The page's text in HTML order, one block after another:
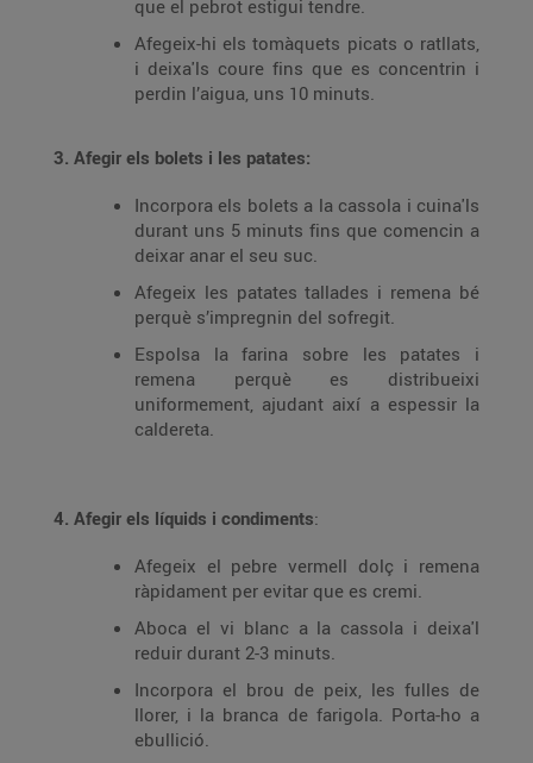
que el pebrot estigui tendre.
Afegeix-hi els tomàquets picats o ratllats,
i deixa'ls coure fins que es concentrin i
perdin l’aigua, uns 10 minuts.
3. Afegir els bolets i les patates:
Incorpora els bolets a la cassola i cuina'ls
durant uns 5 minuts fins que comencin a
deixar anar el seu suc.
Afegeix les patates tallades i remena bé
perquè s’impregnin del sofregit.
Espolsa la farina sobre les patates i
remena perquè es distribueixi
uniformement, ajudant així a espessir la
caldereta.
4. Afegir els líquids i condiments:
Afegeix el pebre vermell dolç i remena
ràpidament per evitar que es cremi.
Aboca el vi blanc a la cassola i deixa'l
reduir durant 2-3 minuts.
Incorpora el brou de peix, les fulles de
llorer, i la branca de farigola. Porta-ho a
ebullició.